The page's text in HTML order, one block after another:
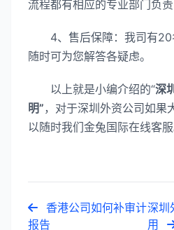
流程都有相应的专业部门负责
4、售后保障：我司有20
随时可为您解答各疑虑。
以上就是小编介绍的“深
明”，对于深圳外资公司如果
以随时我们金兔国际在线客服
香港公司如何补审计
报告
深圳
用